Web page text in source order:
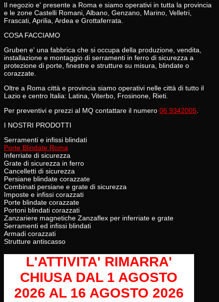
Il negozio e' presente a Roma e siamo operativi in tutta la provincia
e le zone Castelli Romani, Albano, Genzano, Marino, Velletri,
Frascati, Aprilia, Ardea e Grottaferrata.
COSA FACCIAMO
Gruben e' una fabbrica che si occupa della produzione, vendita,
installazione e montaggio di serramenti in ferro di sicurezza a
protezione di porte, finestre e strutture su misura, blindate o
corazzate.
Oltre a Roma città e provincia siamo operativi nelle città di tutto il
Lazio e centro Italia: Latina, Viterbo, Frosinone, Rieti.
Per preventivi e prezzi al MQ contattare il numero 06 9342005
I NOSTRI PRODOTTI
Serramenti e infissi blindati
Porte Blindate Roma
Inferriate di sicurezza
Grate di sicurezza in ferro
Cancelletti di sicurezza
Persiane blindate corazzate
Combinati persiane e grate di sicurezza
Imposte e infissi corazzati
Porte blindate corazzate
Portoni blindati corazzati
Zanzariere magnetiche Zanzaflex per inferriate e grate
Serramenti ed infissi blindati
Armadi corazzati
Strutture antiscasso
L'ATTIVITA' RIMARRA'
CHIUSA DAL 1 AGOSTO
2026 AL 16 AGOSTO 2026